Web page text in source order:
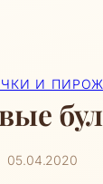
И
05.04.2020